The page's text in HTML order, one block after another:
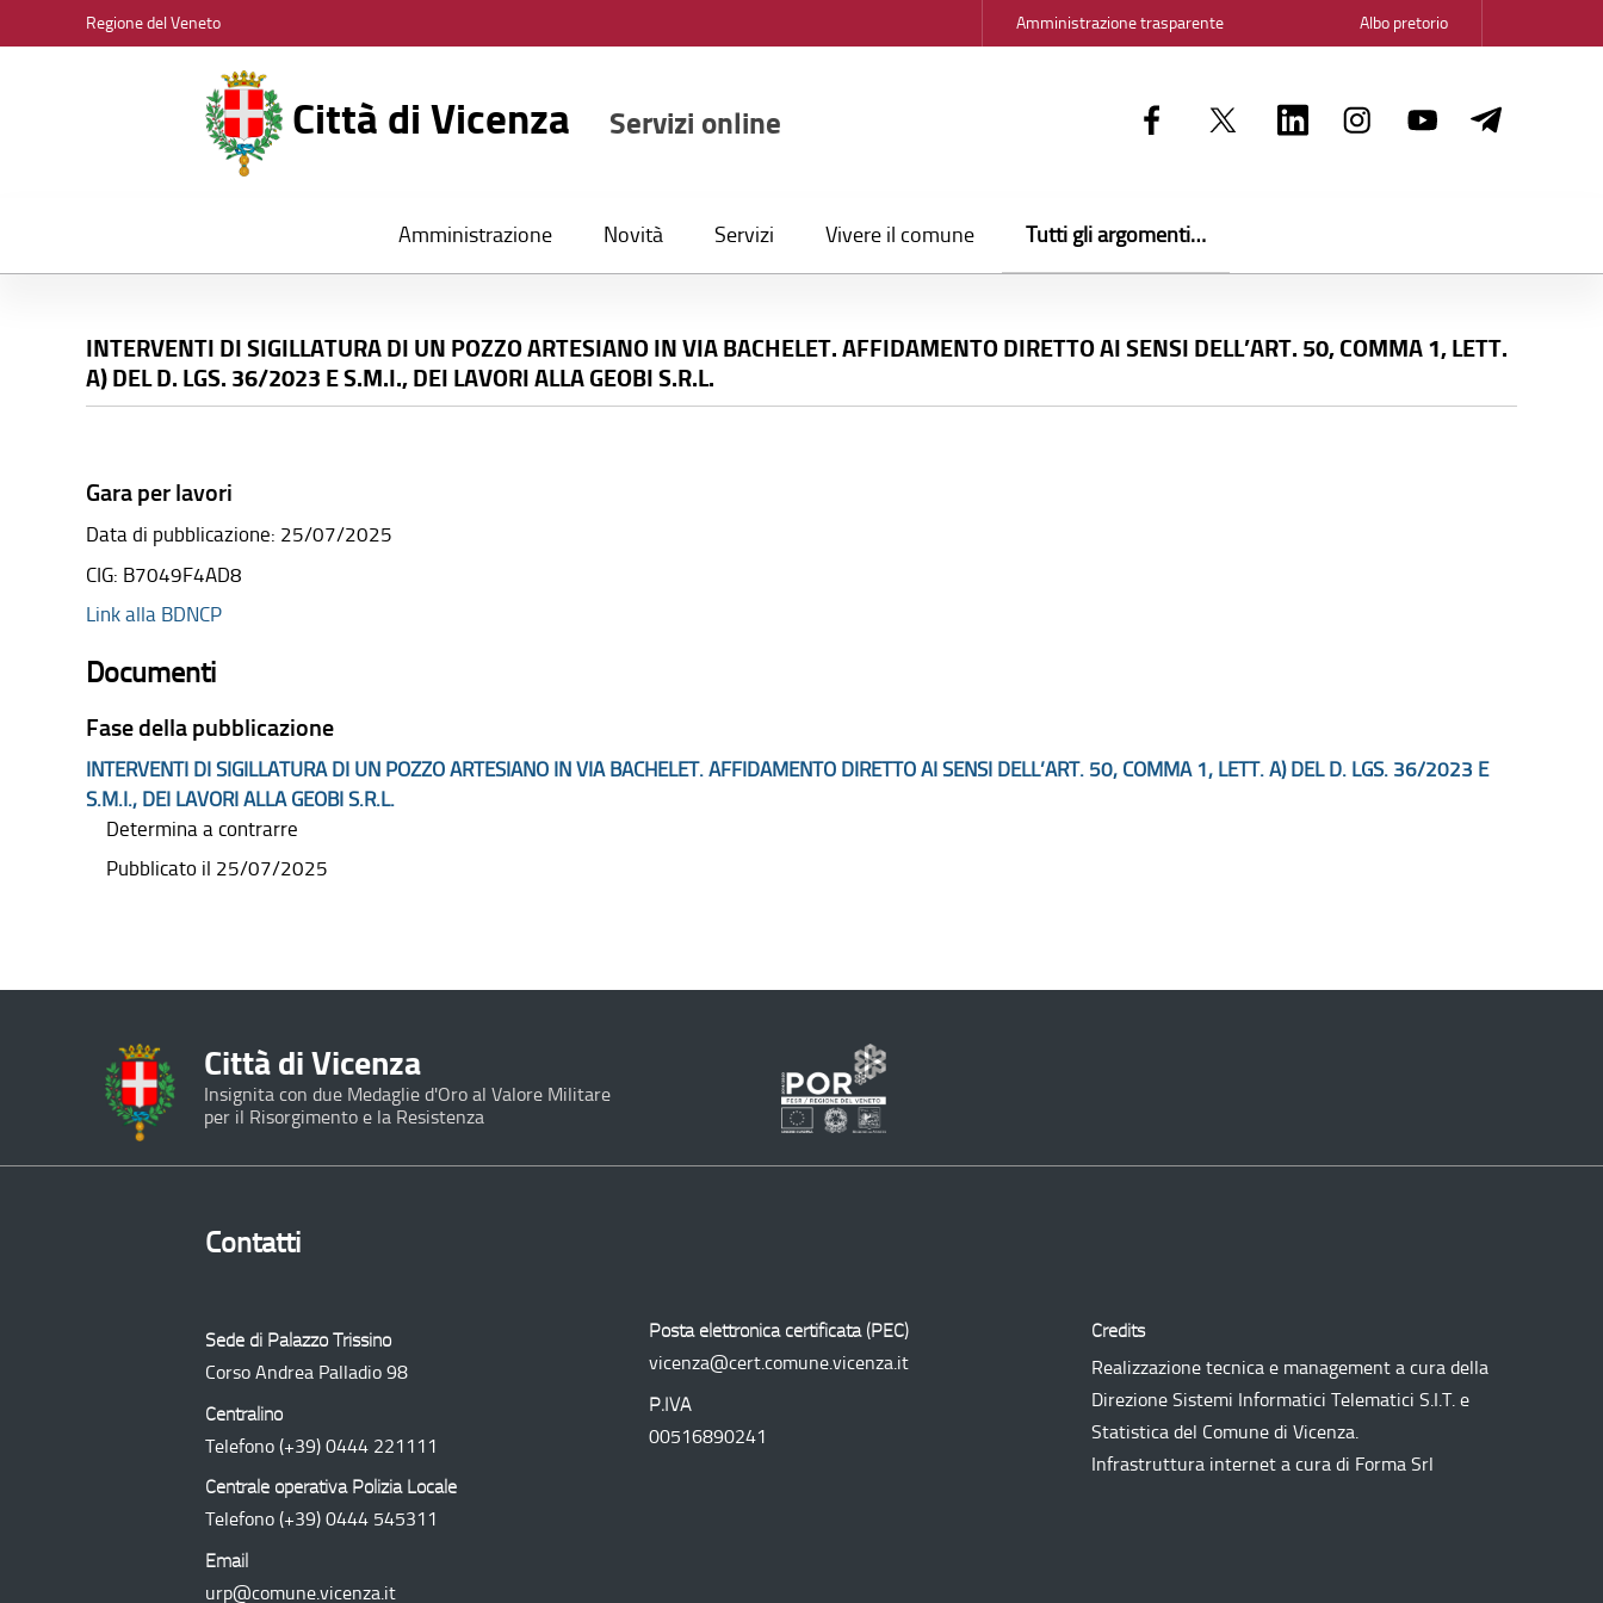
DI
Regione del Veneto Amministrazione trasparente Albo pretorio
Città di Vicenza Servizi online
Amministrazione Novità Servizi Vivere il comune Tutti gli argomenti…
INTERVENTI DI SIGILLATURA DI UN POZZO ARTESIANO IN VIA BACHELET. AFFIDAMENTO DIRETTO AI SENSI DELL’ART. 50, COMMA 1, LETT.
A) DEL D. LGS. 36/2023 E S.M.I., DEI LAVORI ALLA GEOBI S.R.L.
Gara per lavori
Data di pubblicazione: 25/07/2025
CIG: B7049F4AD8
Link alla BDNCP
Documenti
Fase della pubblicazione
INTERVENTI DI SIGILLATURA DI UN POZZO ARTESIANO IN VIA BACHELET. AFFIDAMENTO DIRETTO AI SENSI DELL’ART. 50, COMMA 1, LETT. A) DEL D. LGS. 36/2023 E
S.M.I., DEI LAVORI ALLA GEOBI S.R.L.
Determina a contrarre
Pubblicato il 25/07/2025
Città di Vicenza
Insignita con due Medaglie d'Oro al Valore Militare
per il Risorgimento e la Resistenza
Operativo
Contatti
Sede di Palazzo Trissino
Corso Andrea Palladio 98
Centralino
Telefono (+39) 0444 221111
Centrale operativa Polizia Locale
Telefono (+39) 0444 545311
Email
urp@comune.vicenza.it
Posta elettronica certificata (PEC)
vicenza@cert.comune.vicenza.it
P.IVA
00516890241
Credits
Realizzazione tecnica e management a cura della
Direzione Sistemi Informatici TelematiciS.I.T. e
Statistica del Comune di Vicenza.
Infrastruttura internet a cura di Forma Srl